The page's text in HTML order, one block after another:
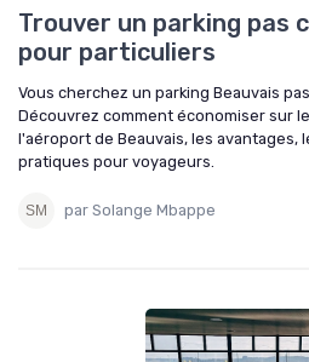
Trouver un parking pas
pour particuliers
Vous cherchez un parking Beauvais
Découvrez comment économiser sur
l'aéroport de Beauvais, les avantages,
pratiques pour voyageurs.
par Solange Mbappe